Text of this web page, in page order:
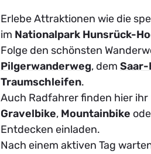
Erlebe Attraktionen wie die
im Nationalpark Hunsrück-
Folge den schönsten
Pilgerwanderweg, dem
Traumschleifen.
Auch Radfahrer finden hier
Gravelbike, Mountainbike
Entdecken einladen.
Nach einem aktiven Tag